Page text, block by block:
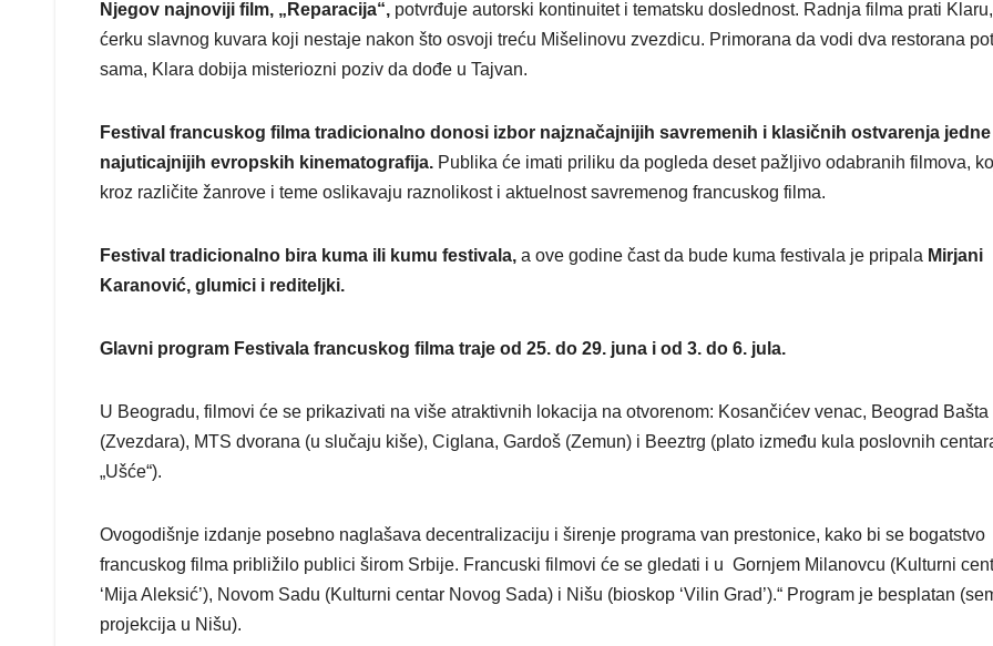
Njegov najnoviji film, „Reparacija“, potvrđuje autorski kontinuitet i tematsku doslednost. Radnja filma prati Klaru,
ćerku slavnog kuvara koji nestaje nakon što osvoji treću Mišelinovu zvezdicu. Primorana da vodi dva restorana
sama, Klara dobija misteriozni poziv da dođe u Tajvan.
Festival francuskog filma tradicionalno donosi izbor najznačajnijih savremenih i klasičnih ostvarenja jedne
najuticajnijih evropskih kinematografija. Publika će imati priliku da pogleda deset pažljivo odabranih filmova,
kroz različite žanrove i teme oslikavaju raznolikost i aktuelnost savremenog francuskog filma.
Festival tradicionalno bira kuma ili kumu festivala, a ove godine čast da bude kuma festivala je pripala Mirjani
Karanović, glumici i rediteljki.
Glavni program Festivala francuskog filma traje od 25. do 29. juna i od 3. do 6. jula.
U Beogradu, filmovi će se prikazivati na više atraktivnih lokacija na otvorenom: Kosančićev venac, Beograd Bašta
(Zvezdara), MTS dvorana (u slučaju kiše), Ciglana, Gardoš (Zemun) i Beeztrg (plato između kula poslovnih
„Ušće“).
Ovogodišnje izdanje posebno naglašava decentralizaciju i širenje programa van prestonice, kako bi se bogatstvo
francuskog filma približilo publici širom Srbije. Francuski filmovi će se gledati i u Gornjem Milanovcu (Kulturni
‘Mija Aleksić’), Novom Sadu (Kulturni centar Novog Sada) i Nišu (bioskop ‘Vilin Grad’).“ Program je besplatan
projekcija u Nišu).